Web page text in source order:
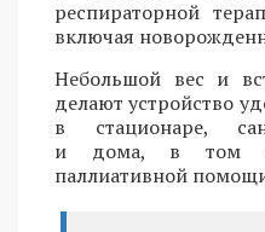
респираторной
включая
Небольшой вес и
делают устройство
в стационаре,
и дома, в том
паллиативной